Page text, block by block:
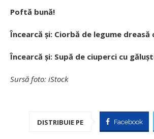
Poftă bună!
Încearcă și: Ciorbă de legume dreasă
Încearcă și: Supă de ciuperci cu
Sursă foto: iStock
DISTRIBUIE PE Facebook